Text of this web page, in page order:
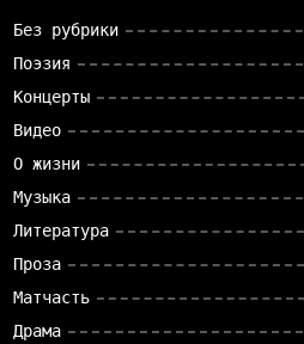
Без рубрики
Поэзия
Концерты
Видео
О жизни
Музыка
Литература
Проза
Матчасть
Драма